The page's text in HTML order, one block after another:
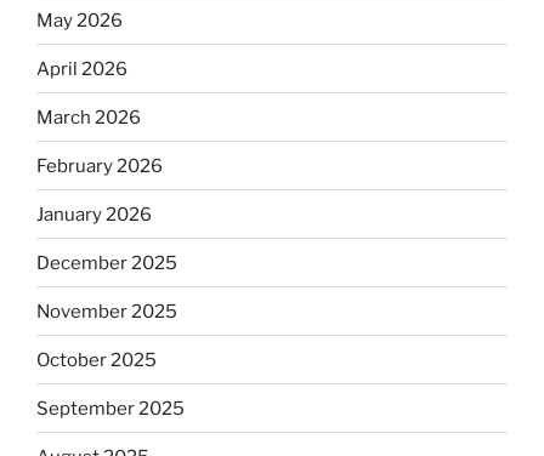
May 2026
April 2026
March 2026
February 2026
January 2026
December 2025
November 2025
October 2025
September 2025